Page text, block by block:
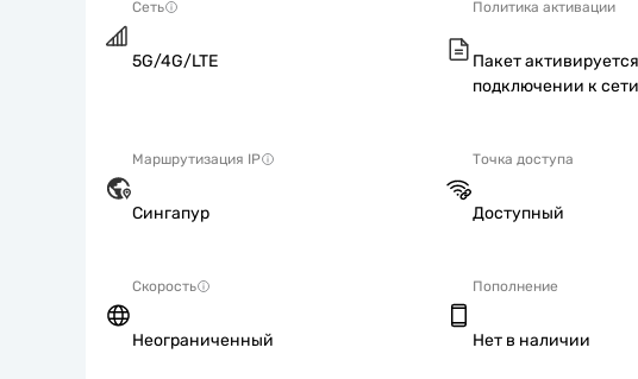
Сеть
5G/4G/LTE
Политика активации
Пакет
подключении к
Маршрутизация IP
Сингапур
Точка доступа
Доступный
Скорость
Неограниченный
Пополнение
Нет в наличии